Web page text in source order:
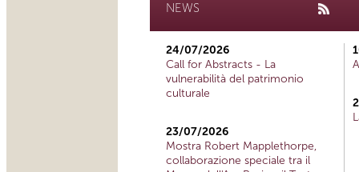
NEWS
24/07/2026
Call for Abstracts - La
vulnerabilità del patrimonio
culturale
23/07/2026
Mostra Robert Mapplethorpe,
collaborazione speciale tra il